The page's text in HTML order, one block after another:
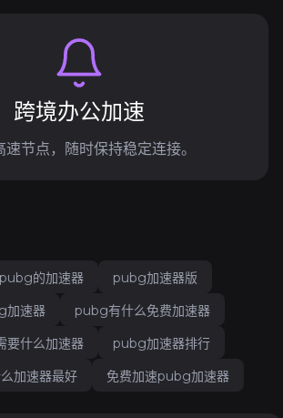
跨境办公加速
速节点，随时保持稳定连接。
的加速器
pubg加速器版
加速器
pubg有什么免费加速器
要什么加速器
pubg加速器排行
加速器最好
免费加速pubg加速器